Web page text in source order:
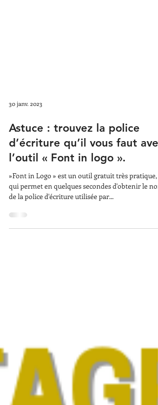
30 janv. 2023
Astuce : trouvez la police
d’écriture qu’il vous faut avec
l’outil « Font in logo ».
»Font in Logo » est un outil gratuit très pratique,
de la police d'écriture utilisée par...